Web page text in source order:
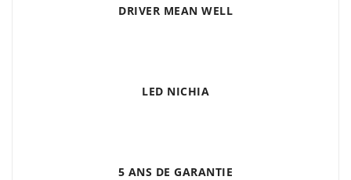
DRIVER MEAN WELL
LED NICHIA
5 ANS DE GARANTIE